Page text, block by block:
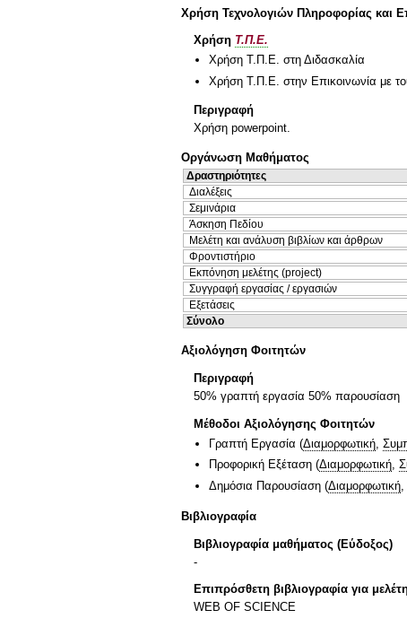
Χρήση Τεχνολογιών Πληροφορίας και
Χρήση Τ.Π.Ε.
Χρήση Τ.Π.Ε. στη Διδασκαλία
Χρήση Τ.Π.Ε. στην Επικοινωνία με
Περιγραφή
Χρήση powerpoint.
Οργάνωση Μαθήματος
Δραστηριότητες
Διαλέξεις
Σεμινάρια
Άσκηση Πεδίου
Μελέτη και ανάλυση βιβλίων και άρθρων
Φροντιστήριο
Εκπόνηση μελέτης (project)
Συγγραφή εργασίας / εργασιών
Εξετάσεις
Σύνολο
Αξιολόγηση Φοιτητών
Περιγραφή
50% γραπτή εργασία 50% παρουσίαση
Μέθοδοι Αξιολόγησης Φοιτητών
Γραπτή Εργασία (Διαμορφωτική
Προφορική Εξέταση (Διαμορφωτική,
Δημόσια Παρουσίαση (Διαμορφωτική
Βιβλιογραφία
Βιβλιογραφία μαθήματος (Εύδοξος)
-
Επιπρόσθετη βιβλιογραφία για
WEB OF SCIENCE